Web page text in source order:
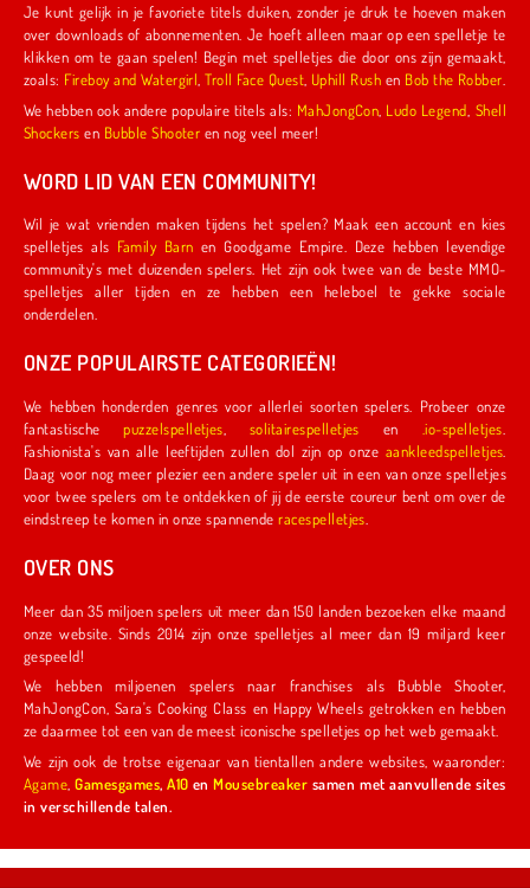
Je kunt gelijk in je favoriete titels duiken, zonder je druk te hoeven maken
over downloads of abonnementen. Je hoeft alleen maar op een spelletje te
klikken om te gaan spelen! Begin met spelletjes die door ons zijn gemaakt,
zoals:
Fireboy and Watergirl ,Troll Face Quest Uphill Rush en Bob the Robber
We hebben ook andere populaire titels als: MahJongCon Ludo Legend Shell
Shockers en Bubble Shooter en nog veel meer!
WORD LID VAN EEN COMMUNITY!
Wil je wat vrienden maken tijdens het spelen? Maak een account en kies
spelletjes als
Family Barn en Goodgame Empire. Deze hebben levendige
community's met duizenden spelers. Het zijn ook twee van de beste MMO-
spelletjes aller tijden en ze hebben een heleboel te gekke sociale
onderdelen.
ONZE POPULAIRSTE CATEGORIEËN!
We hebben honderden genres voor allerlei soorten spelers. Probeer onze
fantastischepuzzelspelletjes solitairespelletjes en .io-spelletjes
Fashionista's van alle leeftijden zullen dol zijn op onze aankleedspelletjes
Daag voor nog meer plezier een andere speler uit in een van onze spelletjes
voor twee spelers om te ontdekken of jij de eerste coureur bent om over de
eindstreep te komen in onze spannenderacespelletjes
OVER ONS
Meer dan 35 miljoen spelers uit meer dan 150 landen bezoeken elke maand
onze website. Sinds 2014 zijn onze spelletjes al meer dan 19 miljard keer
gespeeld!
We hebben miljoenen spelers naar franchises als Bubble Shooter,
MahJongCon, Sara's Cooking Class en Happy Wheels getrokken en hebben
ze daarmee tot een van de meest iconische spelletjes op het web gemaakt.
We zijn ook de trotse eigenaar van tientallen andere websites, waaronder:
Agame ,Gamesgames,A10 enMousebreaker samen met aanvullende sites
in verschillende talen.